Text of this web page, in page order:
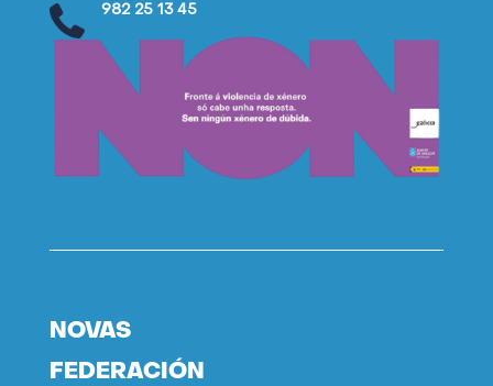
982 25 13 45
NOVAS
FEDERACIÓN